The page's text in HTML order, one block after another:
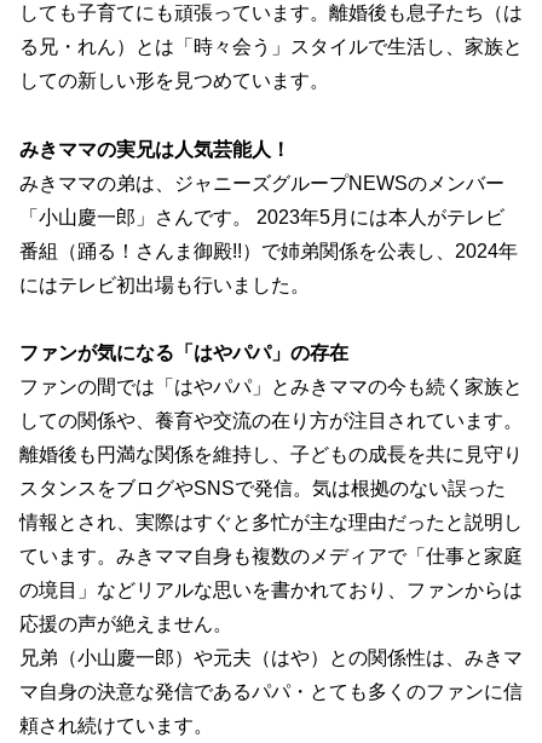
しても子育てにも頑張っています。離婚後も息子たち（は
る兄・れん）とは「時々会う」スタイルで生活し、家族と
しての新しい形を見つめています。
みきママの実兄は人気芸能人！
みきママの弟は、ジャニーズグループNEWSのメンバー
「小山慶一郎」さんです。 2023年5月には本人がテレビ
番組（踊る！さんま御殿!!）で姉弟関係を公表し、2024年
にはテレビ初出場も行いました。
ファンが気になる「はやパパ」の存在
ファンの間では「はやパパ」とみきママの今も続く家族と
しての関係や、養育や交流の在り方が注目されています。
離婚後も円満な関係を維持し、子どもの成長を共に見守り
スタンスをブログやSNSで発信。気は根拠のない誤った
情報とされ、実際はすぐと多忙が主な理由だったと説明し
ています。みきママ自身も複数のメディアで「仕事と家庭
の境目」などリアルな思いを書かれており、ファンからは
応援の声が絶えません。
兄弟（小山慶一郎）や元夫（はや）との関係性は、みきマ
マ自身の決意な発信であるパパ・とても多くのファンに信
頼され続けています。